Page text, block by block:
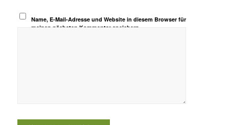
Name, E-Mail-Adresse und Website in diesem Browser für
meinen nächsten Kommentar speichern.